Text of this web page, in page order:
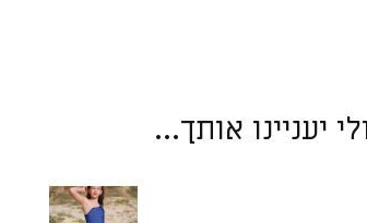
יעניינו אותך...